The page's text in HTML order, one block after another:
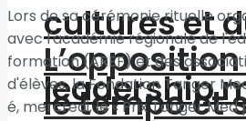
le tempo et
cultures et
leadership
Lors de sa cérémonie rituelle
avec l'académie régionale de
formation (AREF) et des
d'élèves, la Fondation Tanger
é, mercredi, le « Prix Tanger Med